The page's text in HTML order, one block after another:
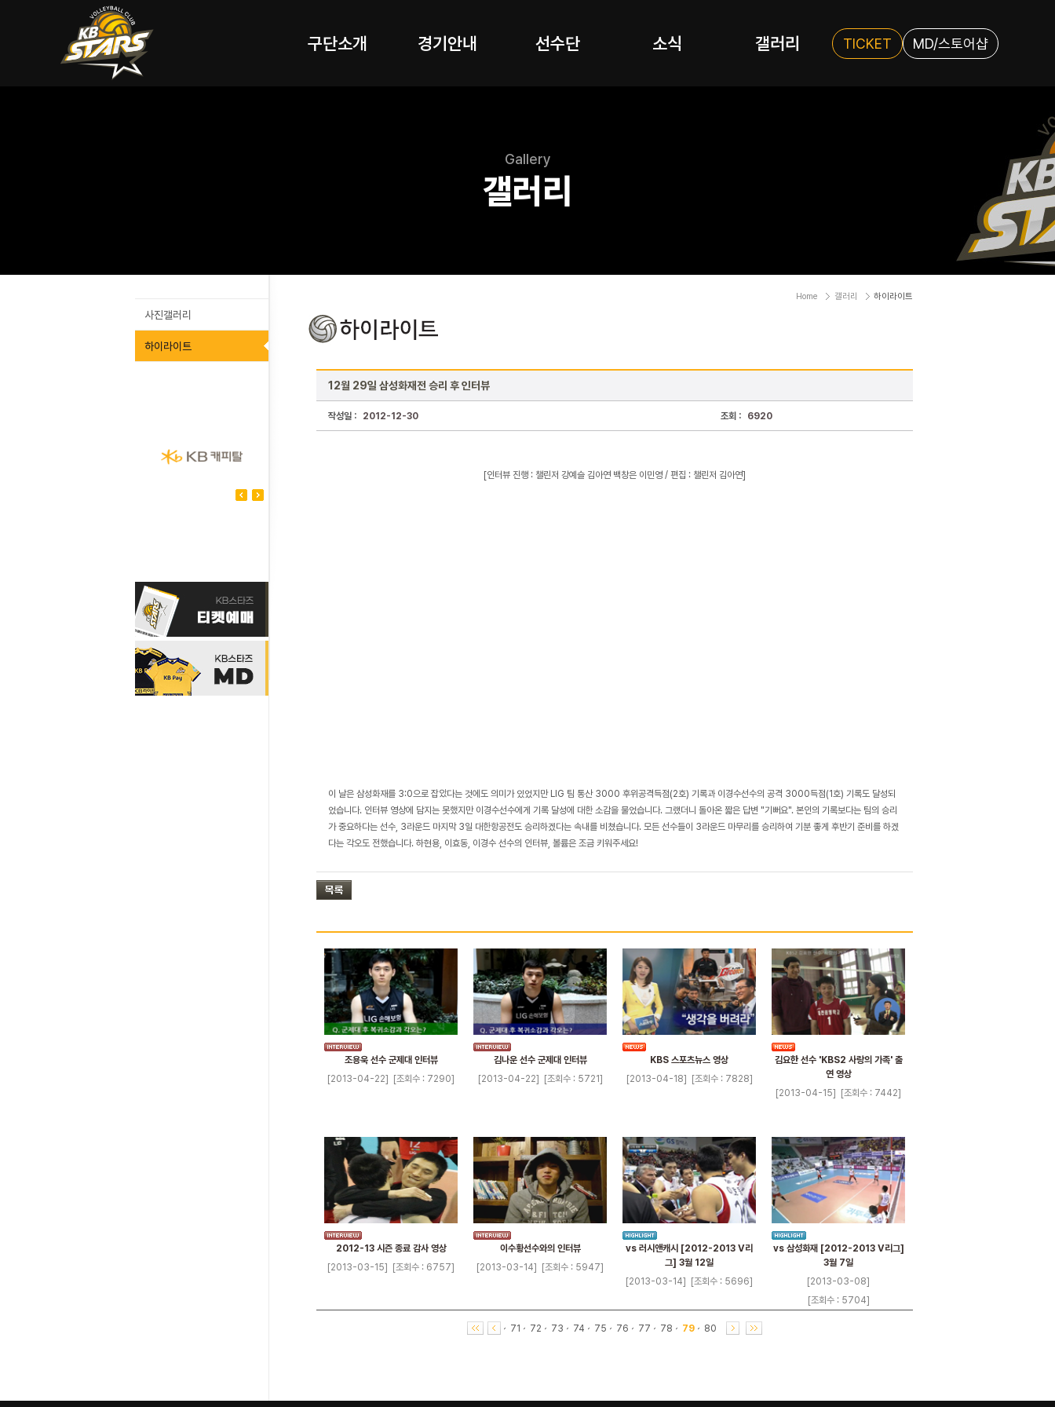
구단소개 경기안내 선수단 소식 갤러리 TICKET MD/스토어샵
사진갤러리
하이라이트
Home 갤러리 하이라이트
12월 29일 삼성화재전 승리 후 인터뷰
작성일 : 2012-12-30 조회 : 6920
[인터뷰 진행 : 챌린저 강예슬 김아연 백창은 이민영 / 편집 : 챌린저 김아연]
이 날은 삼성화재를 3:0으로 잡았다는 것에도 의미가 있었지만 LIG 팀 통산 3000 후위공격득점(2호) 기록과 이경수선수의 공격 3000득점(1호) 기록도 달성되
었습니다. 인터뷰 영상에 담지는 못했지만 이경수선수에게 기록 달성에 대한 소감을 물었습니다. 그랬더니 돌아온 짧은 답변 "기뻐요". 본인의 기록보다는 팀의 승리
가 중요하다는 선수, 3라운드 마지막 3일 대한항공전도 승리하겠다는 속내를 비쳤습니다. 모든 선수들이 3라운드 마무리를 승리하여 기분 좋게 후반기 준비를 하겠
다는 각오도 전했습니다. 하현용, 이효동, 이경수 선수의 인터뷰, 볼륨은 조금 키워주세요!
조용욱 선수 군제대 인터뷰
[2013-04-22]
[조회수 : 7290]
김나운 선수 군제대 인터뷰
[2013-04-22]
[조회수 : 5721]
KBS 스포츠뉴스 영상
[2013-04-18]
[조회수 : 7828]
김요한 선수 'KBS2 사랑의 가족' 출
연 영상
[2013-04-15]
[조회수 : 7442]
2012-13 시즌 종료 감사 영상
[2013-03-15]
[조회수 : 6757]
이수황선수와의 인터뷰
[2013-03-14]
[조회수 : 5947]
vs 러시앤캐시 [2012-2013 V리
그] 3월 12일
[2013-03-14]
[조회수 : 5696]
vs 삼성화재 [2012-2013 V리그]
3월 7일
[2013-03-08]
[조회수 : 5704]
71 72 73 74 75 76 77 78 79 80